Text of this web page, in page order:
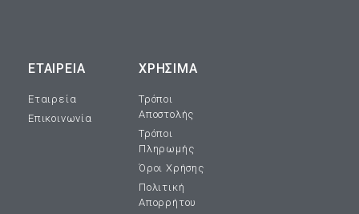
ΕΤΑΙΡΕΊΑ
Εταιρεία
Επικοινωνία
ΧΡΗΣΙΜΑ
Τρόποι
Αποστολής
Τρόποι
Πληρωμής
Όροι Χρήσης
Πολιτική
Απορρήτου